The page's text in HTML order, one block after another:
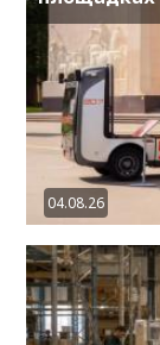
04.08.26